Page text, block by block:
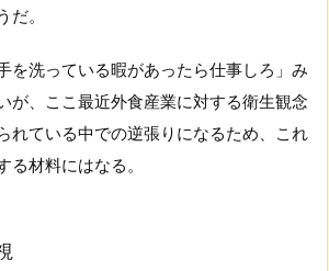
。
を洗っている暇があったら仕事しろ」み
が、ここ最近外食産業に対する衛生観念
れている中での逆張りになるため、これ
る材料にはなる。